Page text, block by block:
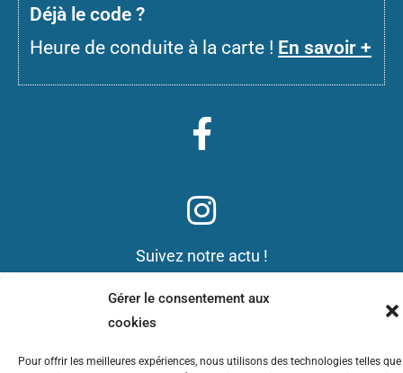
Gérer le consentement aux
cookies
Pour offrir les meilleures expériences, nous utilisons des technologies telles que
Déjà le code ?
Heure de conduite à la carte ! En savoir +
Suivez notre actu !
Mentions légales
Données personnelles ( RGPD)